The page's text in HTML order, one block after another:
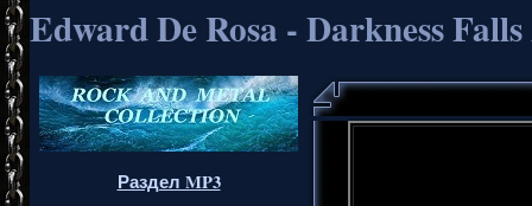
Edward De Rosa - Darkness
Раздел MP3